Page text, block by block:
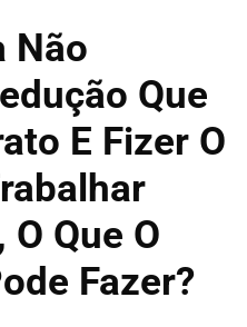
Não
Que
E Fizer O
Que O
Fazer?